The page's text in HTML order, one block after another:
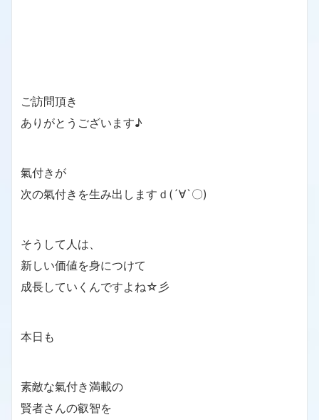
ご訪問頂き
ありがとうございます♪
氣付きが
次の氣付きを生み出しますｄ(´∀`〇)
そうして人は、
新しい価値を身につけて
成長していくんですよね☆彡
本日も
素敵な氣付き満載の
賢者さんの叡智を